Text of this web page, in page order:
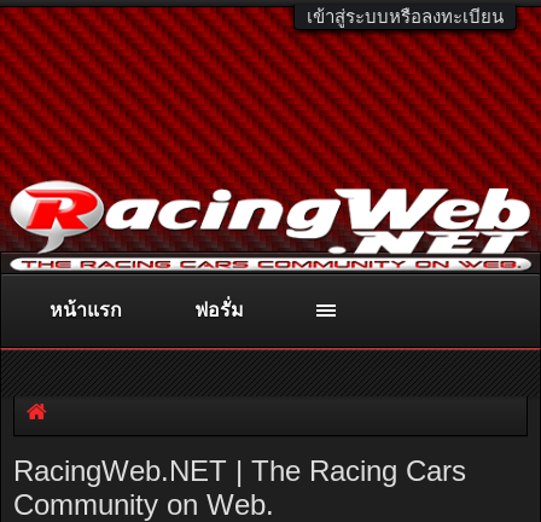
เข้าสู่ระบบหรือลงทะเบียน
ติดต่อลงโฆษณา racingweb@gmail.comหรือโทร. 081-811-1138
หรืออ่านรายละเอียดเพิ่มเติม คลิกที่นี่
RacingWeb.NET | The Racing Cars
Community on Web.
หน้าแรก ฟอรั่ม